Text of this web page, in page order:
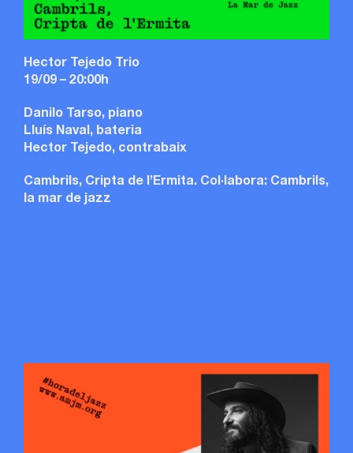
Hector Tejedo Trio
19/09 – 20:00h
Danilo Tarso, piano
Lluís Naval, bateria
Hector Tejedo, contrabaix
Cambrils, Cripta de l’Ermita. Col·labora: Cambrils,
la mar de jazz